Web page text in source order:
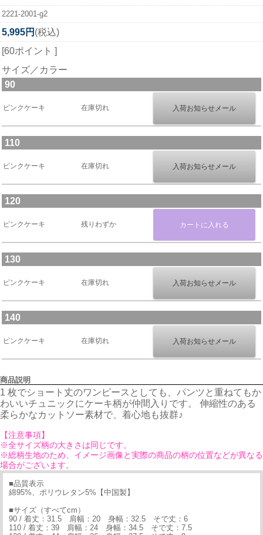
2221-2001-g2
5,995円 (税込)
[60ポイント ]
サイズ／カラー
90
ピンクケーキ 在庫切れ
110
ピンクケーキ 在庫切れ
120
ピンクケーキ 残りわずか
130
ピンクケーキ 在庫切れ
140
ピンクケーキ 在庫切れ
商品説明
1 枚でショート丈のワンピースとしても、パンツと重ねてもか
わいいチュニックにケーキ柄が仲間入りです。 伸縮性のある
柔らかなカットソー素材で、着心地も抜群♪
【注意事項】
※全サイズ柄の大きさは同じです。
※総柄生地のため、イメージ画像と実際の商品の柄の位置などが異なる
場合がございます。
■品質表示
綿95%、ポリウレタン5%【中国製】
■サイズ（すべてcm）
90 / 着丈：31.5 肩幅：20 身幅：32.5 そで丈：6
110 / 着丈：39 肩幅：24 身幅：34.5 そで丈：7.5